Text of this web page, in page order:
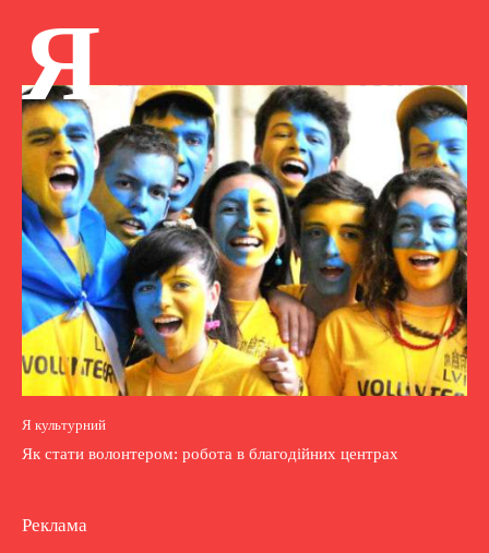
Я
Я культурний
Як стати волонтером: робота в благодійних центрах
Реклама